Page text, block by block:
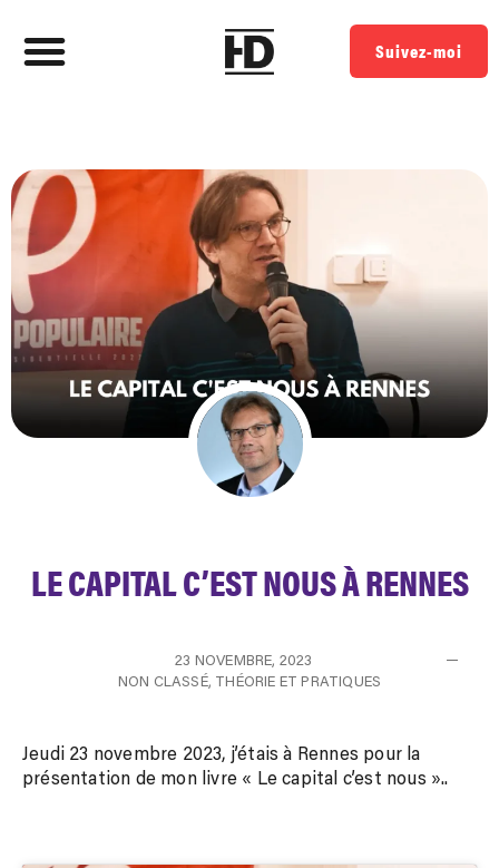
Suivez-moi
LE CAPITAL C’EST NOUS À RENNES
23 NOVEMBRE, 2023
NON CLASSÉ, THÉORIE ET PRATIQUES
Jeudi 23 novembre 2023, j’étais à Rennes pour la
présentation de mon livre « Le capital c’est nous »..